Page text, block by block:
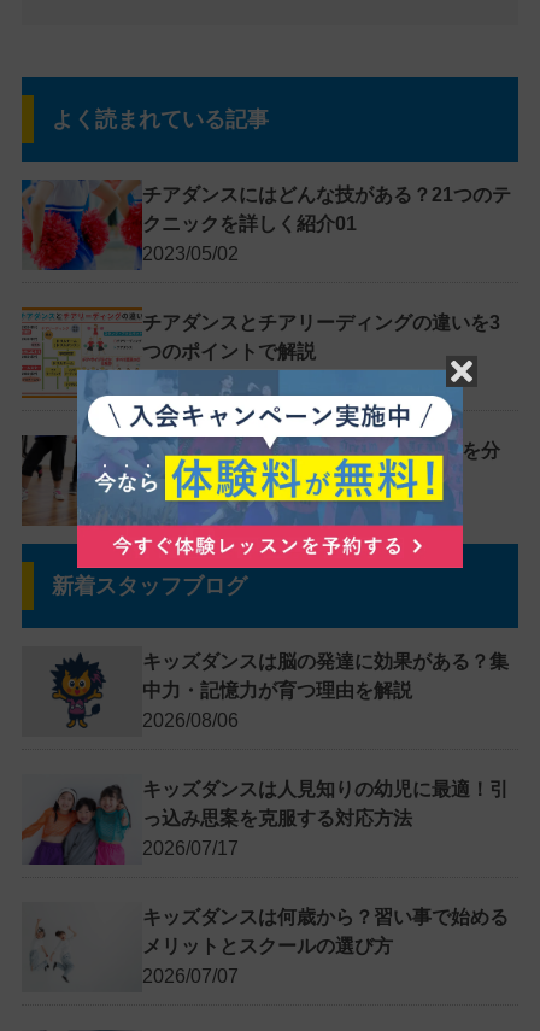
よく読まれている記事
チアダンスにはどんな技がある？21つのテ
クニックを詳しく紹介01
2023/05/02
チアダンスとチアリーディングの違いを3
つのポイントで解説
2019/05/12
ダンス振付の簡単な覚え方4つのコツを分
かりやすく解説
2021/04/12
新着スタッフブログ
キッズダンスは脳の発達に効果がある？集
中力・記憶力が育つ理由を解説
2026/08/06
キッズダンスは人見知りの幼児に最適！引
っ込み思案を克服する対応方法
2026/07/17
キッズダンスは何歳から？習い事で始める
メリットとスクールの選び方
2026/07/07